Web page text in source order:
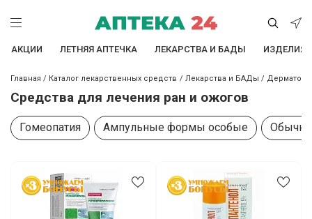
АКЦИИ ЛЕТНЯЯ АПТЕЧКА ЛЕКАРСТВА И БАДЫ ИЗДЕЛИЯ
Главная / Каталог лекарственных средств / Лекарства и БАДы /
Средства для лечения ран и ожогов
Гомеопатия Ампульные формы особые